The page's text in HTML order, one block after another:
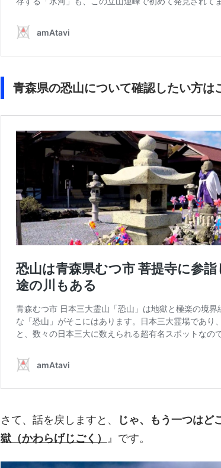
青森県の恐山について確認したい方
さて、話を戻しますと、 じゃ、もう一つはど
獄（かわらげじごく）
』です。